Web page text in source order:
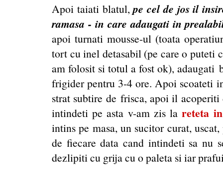
Apoi taiati blatul,pe cel de jos il
ramasa - in care adaugati in
apoi turnati mousse-ul (toata
tort cu inel detasabil (pe care o puteti
am folosit si totul a fost ok), adaugati
frigider pentru 3-4 ore. Apoi scoateti
strat subtire de frisca, apoi il
intindeti pe asta v-am zis lareteta
intins pe masa, un sucitor curat,
de fiecare data cand intindeti sa nu
dezlipiti cu grija cu o paleta si iar